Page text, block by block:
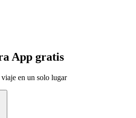
App gratis
viaje en un solo lugar